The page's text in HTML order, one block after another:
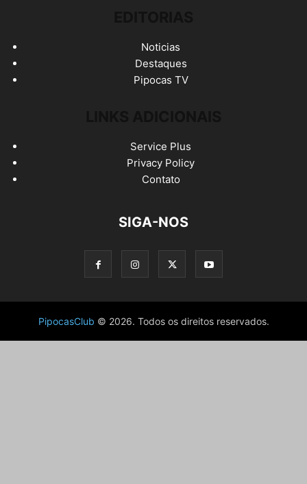
Noticias
Destaques
Pipocas TV
Service Plus
Privacy Policy
Contato
SIGA-NOS
PipocasClub © 2026. Todos os direitos reservados.